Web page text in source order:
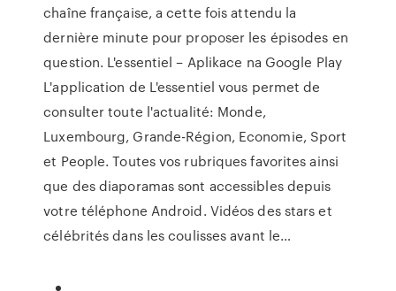
chaîne française, a cette fois attendu la
dernière minute pour proposer les épisodes en
question. L'essentiel – Aplikace na Google Play
L'application de L'essentiel vous permet de
consulter toute l'actualité: Monde,
Luxembourg, Grande-Région, Economie, Sport
et People. Toutes vos rubriques favorites ainsi
que des diaporamas sont accessibles depuis
votre téléphone Android. Vidéos des stars et
célébrités dans les coulisses avant le…